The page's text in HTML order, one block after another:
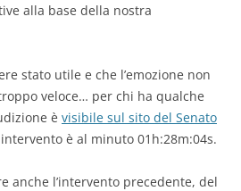
alla base della nostra
stato utile e che l’emozione non
veloce… per chi ha qualche
è visibile sul sito del Senato
è al minuto 01h:28m:04s.
anche l’intervento precedente, del